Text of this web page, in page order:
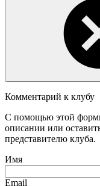
Комментарий к клубу
С помощью этой
описании или
представителю клуба.
Имя
Email